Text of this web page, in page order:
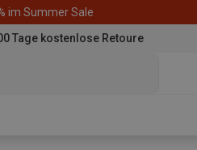
im Summer Sale
Tage kostenlose Retoure